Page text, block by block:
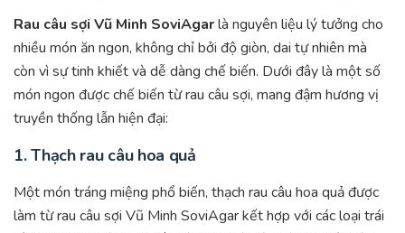
Rau câu sợi Vũ Minh SoviAgarlà nguyên liệu lý tưởng cho
nhiều món ăn ngon, không chỉ bởi độ giòn, dai tự nhiên mà
còn vì sự tinh khiết và dễ dàng chế biến. Dưới đây là một số
món ngon được chế biến từ rau câu sợi, mang đậm hương vị
truyền thống lẫn hiện đại:
1.Thạch rau câu hoa quả
Một món tráng miệng phổ biến, thạch rau câu hoa quả được
làm từ rau câu sợi Vũ Minh SoviAgar kết hợp với các loại trái